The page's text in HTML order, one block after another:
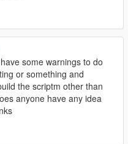
some warnings to do
or something and
the scriptm other than
anyone have any idea